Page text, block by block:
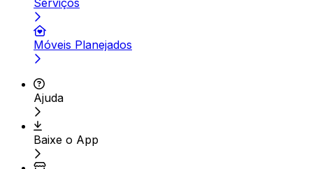
Serviços
Móveis Planejados
Ajuda
Baixe o App